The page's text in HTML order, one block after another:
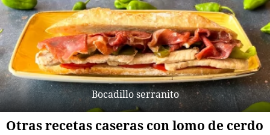
Bocadillo serranito
Otras recetas caseras con lomo de cerdo